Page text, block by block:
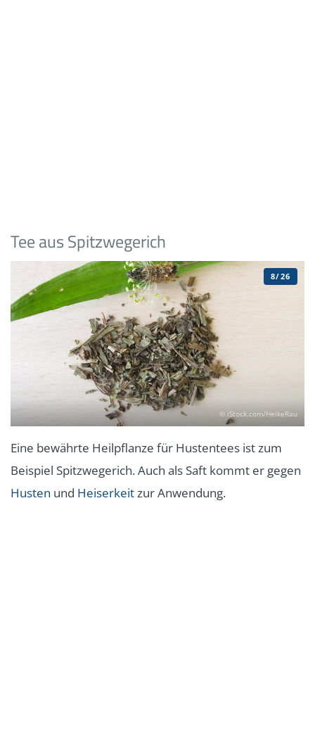
Tee aus Spitzwegerich
© iStock.com/HeikeRau
8/26
Eine bewährte Heilpflanze für Hustentees ist zum
Beispiel Spitzwegerich. Auch als Saft kommt er gegen
Husten und Heiserkeitzur Anwendung.